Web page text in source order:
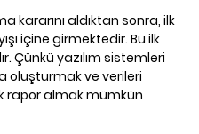
kararını aldıktan sonra, ilk
içine girmektedir. Bu ilk
Çünkü yazılım sistemleri
oluşturmak ve verileri
rapor almak mümkün